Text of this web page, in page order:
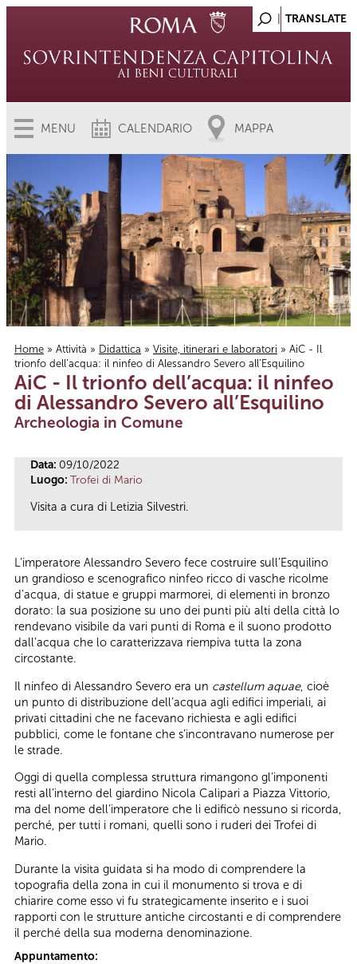
MENU CALENDARIO MAPPA
Tu sei qui
Home » Attività » Didattica » Visite, itinerari e laboratori » AiC - Il
trionfo dell’acqua: il ninfeo di Alessandro Severo all’Esquilino
AiC - Il trionfo dell’acqua: il ninfeo
di Alessandro Severo all’Esquilino
Archeologia in Comune
Data: 09/10/2022
Luogo: Trofei di Mario
Visita a cura di Letizia Silvestri.
L’imperatore Alessandro Severo fece costruire sull’Esquilino
un grandioso e scenografico ninfeo ricco di vasche ricolme
d’acqua, di statue e gruppi marmorei, di elementi in bronzo
dorato: la sua posizione su uno dei punti più alti della città lo
rendevano visibile da vari punti di Roma e il suono prodotto
dall’acqua che lo caratterizzava riempiva tutta la zona
circostante.
Il ninfeo di Alessandro Severo era un castellum aquae, cioè
un punto di distribuzione dell’acqua agli edifici imperiali, ai
privati cittadini che ne facevano richiesta e agli edifici
pubblici, come le fontane che s’incontravano numerose per
le strade.
Oggi di quella complessa struttura rimangono gl’imponenti
resti all’interno del giardino Nicola Calipari a Piazza Vittorio,
ma del nome dell’imperatore che li edificò nessuno si ricorda,
perché, per tutti i romani, quelli sono i ruderi dei Trofei di
Mario.
Durante la visita guidata si ha modo di comprendere la
topografia della zona in cui il monumento si trova e di
chiarire come esso vi fu strategicamente inserito e i suoi
rapporti con le strutture antiche circostanti e di comprendere
il perché della sua moderna denominazione.
Appuntamento: